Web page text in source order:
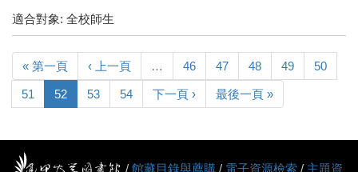
適合對象: 全校師生
« 第一頁 ‹ 上一頁 … 46 47 48 49 50
51 52 53 54 下一頁 › 最後一頁 »
/ 館藏目錄與薦購 / 電子資源檢索 / 主題資